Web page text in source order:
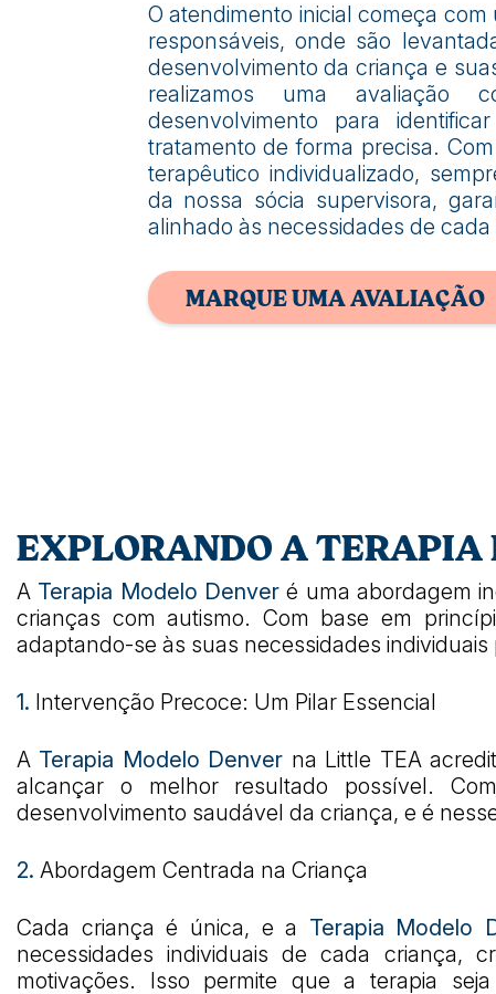
O atendimento inicial começa
responsáveis, onde são
desenvolvimento da criança e
realizamos uma avaliação
desenvolvimento para
tratamento de forma precisa.
terapêutico individualizado,
da nossa sócia supervisora,
alinhado às necessidades de cada
MARQUE UMA AVALIAÇÃO
EXPLORANDO A
A Terapia Modelo Denveré uma abordagem
crianças com autismo. Com base em
adaptando-se às suas necessidades
1. Intervenção Precoce: Um Pilar Essencial
A Terapia Modelo Denver na Little TEA
alcançar o melhor resultado possível.
desenvolvimento saudável da criança, e é
2. Abordagem Centrada na Criança
Cada criança é única, e a Terapia Modelo
necessidades individuais de cada criança,
motivações. Isso permite que a terapia